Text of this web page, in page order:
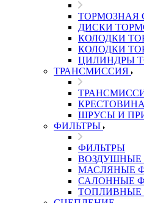
ТОРМОЗНАЯ
ДИСКИ
КОЛОДКИ
КОЛОДКИ
ЦИЛИНДРЫ
ТРАНСМИССИЯ
ШРУСЫ И
ФИЛЬТРЫ
ФИЛЬТРЫ
ВОЗДУШНЫЕ
МАСЛЯНЫЕ
САЛОННЫЕ
ТОПЛИВНЫЕ